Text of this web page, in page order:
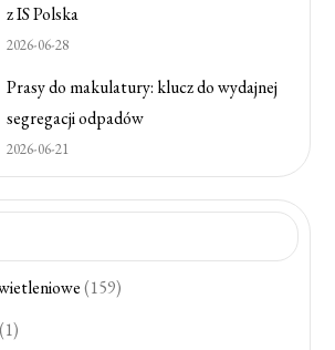
z IS Polska
2026-06-28
Prasy do makulatury: klucz do wydajnej
segregacji odpadów
2026-06-21
(159)
(1)